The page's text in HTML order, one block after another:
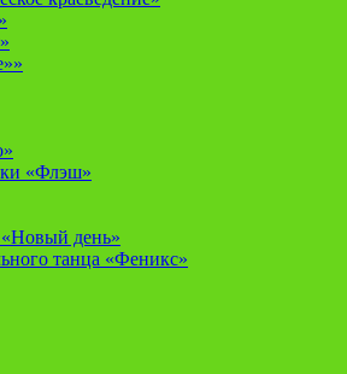
«Флэш»
«Новый день»
танца «Феникс»